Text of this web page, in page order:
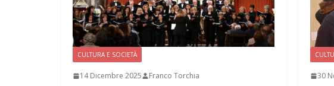
CULTURA E SOCIETÀ
14 Dicembre 2025 Franco Torchia 30